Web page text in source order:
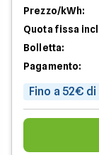
Prezzo/kWh:
Quota fissa
Bolletta:
Pagamento:
Fino a 52€